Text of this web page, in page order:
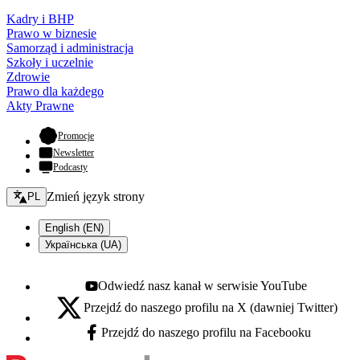
Kadry i BHP
Prawo w biznesie
Samorząd i administracja
Szkoły i uczelnie
Zdrowie
Prawo dla każdego
Akty Prawne
Promocje- otwiera się w nowej karcie
Newsletter
Podcasty
Zmień język - bieżący:
PL Zmień język strony
English (EN)
Українська (UA)
Youtube - otwiera się w nowej karcie
Odwiedź nasz kanał w serwisie YouTube
X - otwiera się w nowej karcie
Przejdź do naszego profilu na X (dawniej Twitter)
Facebook - otwiera się w nowej karcie
Przejdź do naszego profilu na Facebooku